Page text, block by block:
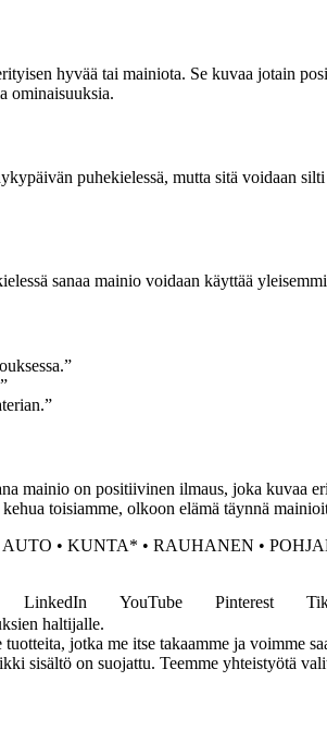
hyvää tai mainiota. Se kuvaa jotain
ominaisuuksia.
puhekielessä, mutta sitä voidaan
sanaa mainio voidaan käyttää
mainio on positiivinen ilmaus, joka kuvaa
toisiamme, olkoon elämä täynnä
AUTO • KUNTA* • RAUHANEN •
LinkedIn YouTube Pinterest
haltijalle.
jotka me itse takaamme ja voimme
sisältö on suojattu. Teemme yhteistyötä